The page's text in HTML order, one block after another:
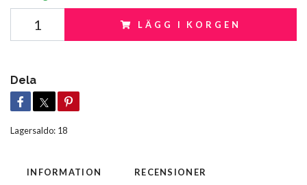
LÄGG I KORGEN
Dela
Lagersaldo: 18
INFORMATION RECENSIONER